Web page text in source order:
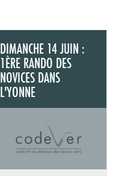
DIMANCHE 14 JUIN :
1ÈRE RANDO DES
NOVICES DANS
L'YONNE